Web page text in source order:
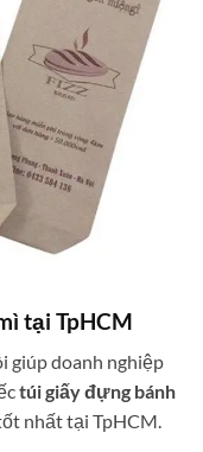
tại TpHCM
giúp doanh nghiệp
túi giấy đựng bánh
nhất tại TpHCM.